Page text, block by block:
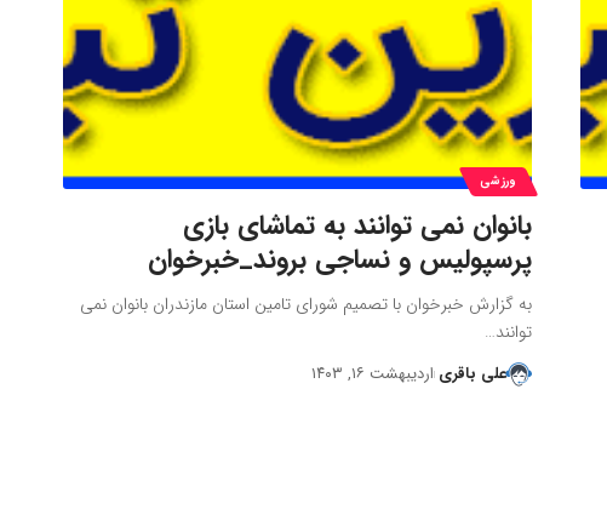
ورزشی
بانوان نمی توانند به تماشای بازی
پرسپولیس و نساجی بروند_خبرخوان
به گزارش خبرخوان با تصمیم شورای تامین استان مازندران بانوان نمی
توانند…
علی باقری اردیبهشت ۱۶, ۱۴۰۳